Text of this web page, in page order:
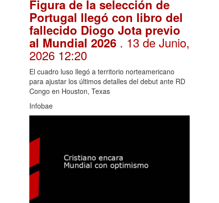
Figura de la selección de
Portugal llegó con libro del
fallecido Diogo Jota previo
al Mundial 2026 . 13 de Junio,
2026 12:20
El cuadro luso llegó a territorio norteamericano
para ajustar los últimos detalles del debut ante RD
Congo en Houston, Texas
Infobae